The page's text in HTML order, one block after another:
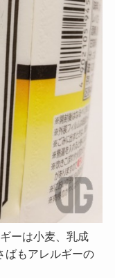
ーは小麦、乳成
ばもアレルギーの